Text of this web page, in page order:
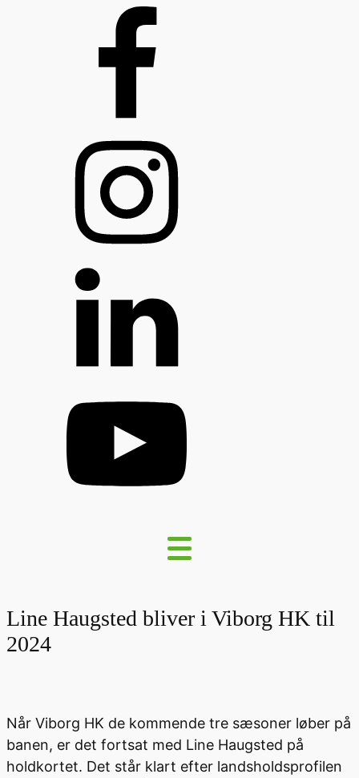
Line Haugsted bliver i Viborg HK til
2024
Når Viborg HK de kommende tre sæsoner løber på
banen, er det fortsat med Line Haugsted på
holdkortet. Det står klart efter landsholdsprofilen